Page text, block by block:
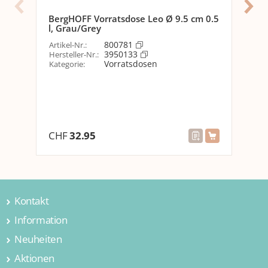
Nachhaltigkeit
Detailfarbe
Grau
Material
Materialtyp
Material
BergHOFF Vorratsdose Leo Ø 9.5 cm 0.5
l, Grau/Grey
Artikel-Nr.: 800781
Hersteller-Nr.: 3950133
Kategorie: Vorratsdosen
CHF32.95
Kontakt
Jamei AG
Hintermättlistrasse 3
Schweiz
Information
Über uns
Kontakt
Neuheiten
Wohnen & Einrichten
Aktionen